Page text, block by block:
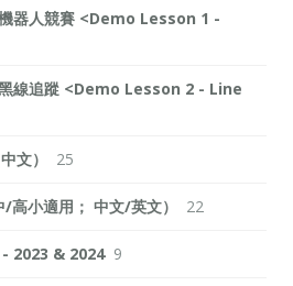
器人競賽 <Demo Lesson 1 -
線追蹤 <Demo Lesson 2 - Line
文） 25
小適用； 中文/英文） 22
2023 & 2024 9